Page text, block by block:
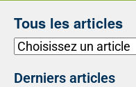
Tous les articles
Derniers articles